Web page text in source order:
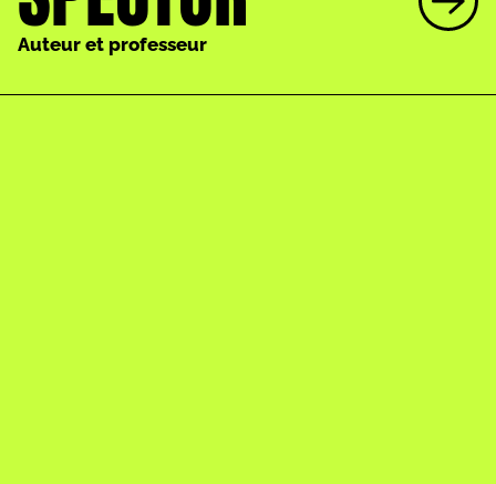
Auteur et professeur